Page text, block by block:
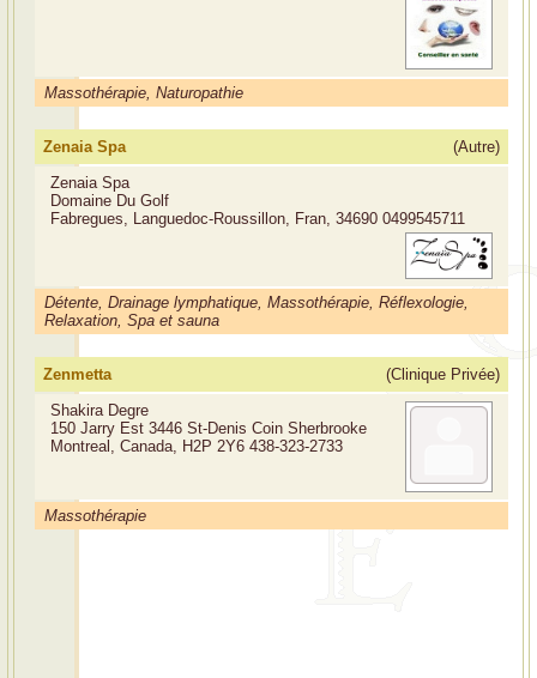
Massothérapie, Naturopathie
Zenaia Spa
(Autre)
Zenaia Spa
Domaine Du Golf
Fabregues, Languedoc-Roussillon, Fran, 34690 0499545711
Détente, Drainage lymphatique, Massothérapie, Réflexologie,
Relaxation, Spa et sauna
Zenmetta
(Clinique Privée)
Shakira Degre
150 Jarry Est 3446 St-Denis Coin Sherbrooke
Montreal, Canada, H2P 2Y6 438-323-2733
Massothérapie